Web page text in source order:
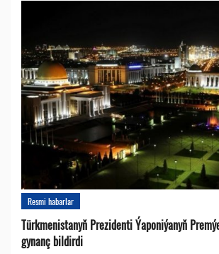
Resmi habarlar
Türkmenistanyň Prezidenti Ýaponiýanyň
gynanç bildirdi